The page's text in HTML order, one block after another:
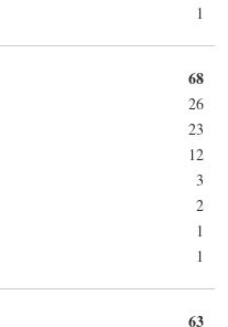
1
68
26
23
12
3
2
1
1
63